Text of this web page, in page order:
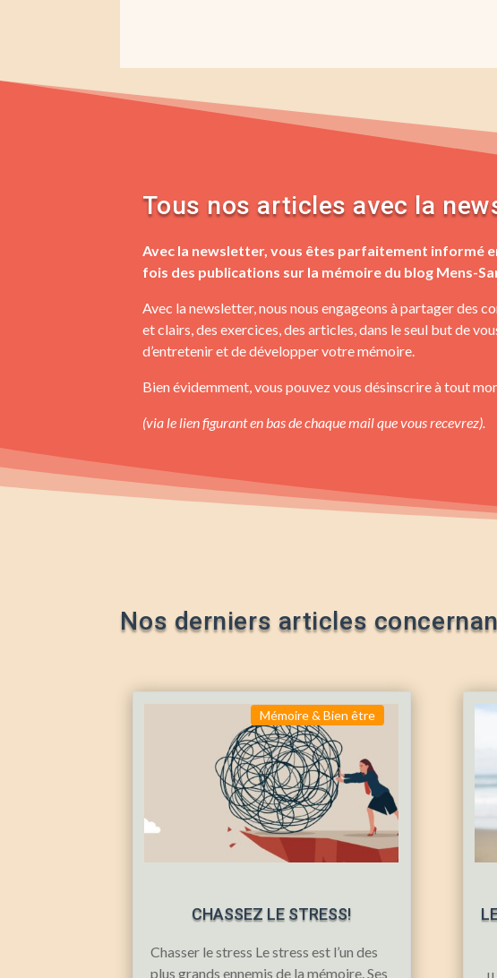
Tous nos articles avec la
Avec la newsletter, vous êtes parfaitement informé
fois des publications sur la mémoire du blog Mens-
Avec la newsletter, nous nous engageons à partager des
et clairs, des exercices, des articles, dans le seul but de
d’entretenir et de développer votre mémoire.
Bien évidemment, vous pouvez vous désinscrire à tout
(via le lien figurant en bas de chaque mail que vous recevrez).
Nos derniers articles
CHASSEZ LE STRESS!
Mémoire & Bien être
Chasser le stress Le stress est l’un des
plus grands ennemis de la mémoire. Ses